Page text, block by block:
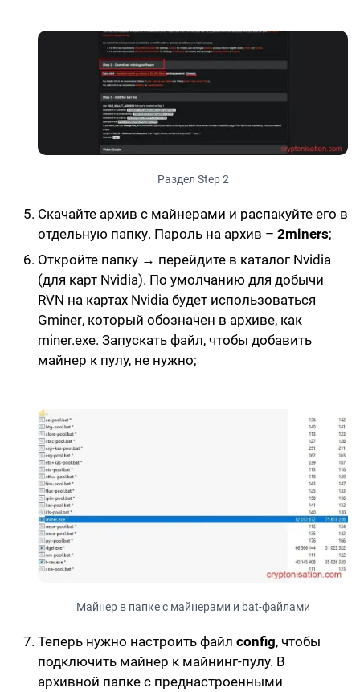
Раздел Step 2
Cкачайте архив с майнерами и распакуйте его в
отдельную папку. Пароль на архив – 2miners;
Откройте папку → перейдите в каталог Nvidia
(для карт Nvidia). По умолчанию для добычи
RVN на картах Nvidia будет использоваться
Gminer, который обозначен в архиве, как
miner.exe. Запускать файл, чтобы добавить
майнер к пулу, не нужно;
Майнер в папке с майнерами и bat-файлами
Теперь нужно настроить файл config, чтобы
подключить майнер к майнинг-пулу. В
архивной папке с преднастроенными